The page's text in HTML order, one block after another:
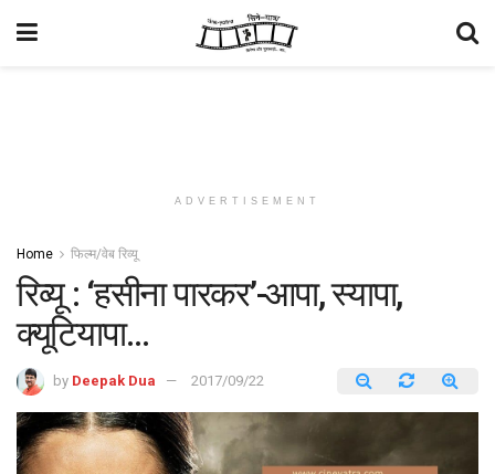
ADVERTISEMENT
Home फिल्म/वेब रिव्यू
रिव्यू : ‘हसीना पारकर’-आपा, स्यापा,
क्यूटियापा…
by Deepak Dua 2017/09/22